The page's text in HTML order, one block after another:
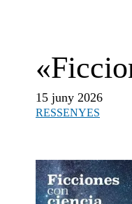
15 juny 2026
RESSENYES